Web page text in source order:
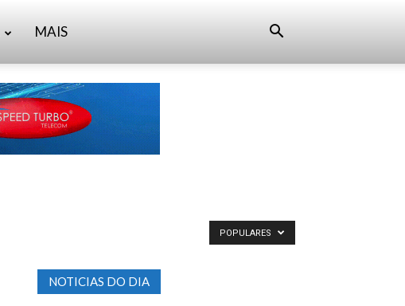
MAIS
POPULARES
NOTICIAS DO DIA